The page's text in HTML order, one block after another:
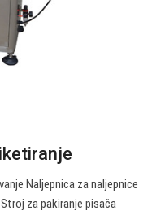
Naljepnica za naljepnice
za pakiranje pisača